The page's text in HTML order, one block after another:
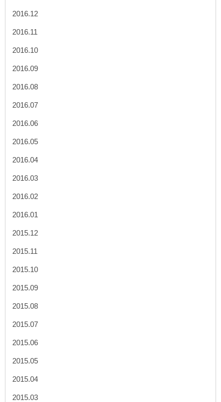
2016.12
2016.11
2016.10
2016.09
2016.08
2016.07
2016.06
2016.05
2016.04
2016.03
2016.02
2016.01
2015.12
2015.11
2015.10
2015.09
2015.08
2015.07
2015.06
2015.05
2015.04
2015.03